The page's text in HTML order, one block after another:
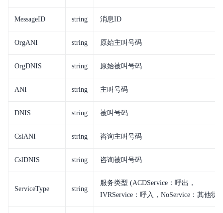
MessageID string 消息ID
OrgANI string 原始主叫号码
OrgDNIS string 原始被叫号码
ANI string 主叫号码
DNIS string 被叫号码
CslANI string 咨询主叫号码
CslDNIS string 咨询被叫号码
ServiceType string
服务类型 (ACDService：呼出，
IVRService：呼入，NoService：其他状